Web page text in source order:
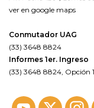
ver en google maps
Conmutador UAG
(33) 3648 8824
Informes 1er. Ingreso
(33) 3648 8824, Opción 1